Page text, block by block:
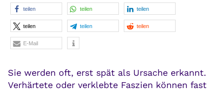
teilen teilen teilen
teilen teilen teilen
E-Mail
Sie werden oft, erst spät als Ursache erkannt.
Verhärtete oder verklebte Faszien können fast